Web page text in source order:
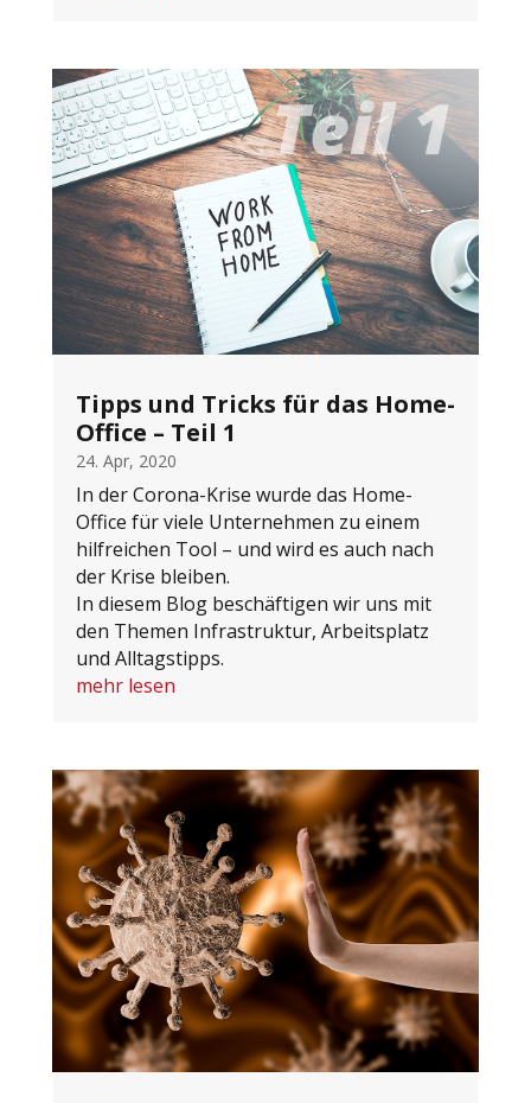
Tipps und Tricks für das Home-
Office – Teil 1
24. Apr, 2020
In der Corona-Krise wurde das Home-
Office für viele Unternehmen zu einem
hilfreichen Tool – und wird es auch nach
der Krise bleiben.
In diesem Blog beschäftigen wir uns mit
den Themen Infrastruktur, Arbeitsplatz
und Alltagstipps.
mehr lesen